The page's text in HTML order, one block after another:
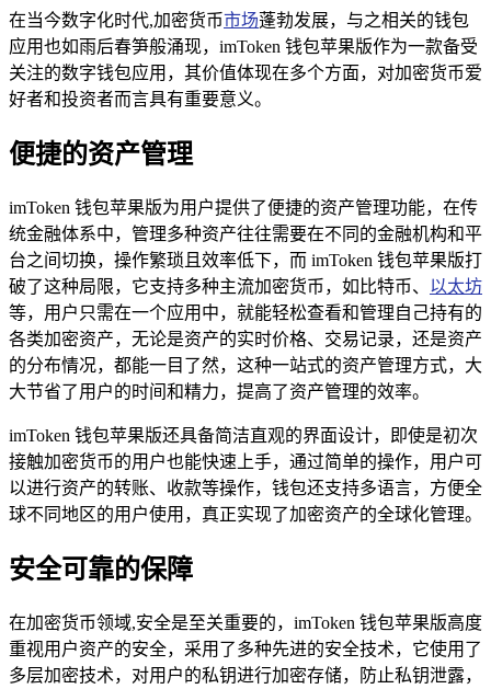
在当今数字化时代,加密货币市场蓬勃发展，与之相关的钱包
应用也如雨后春笋般涌现，imToken 钱包苹果版作为一款备受
关注的数字钱包应用，其价值体现在多个方面，对加密货币爱
好者和投资者而言具有重要意义。
便捷的资产管理
imToken 钱包苹果版为用户提供了便捷的资产管理功能，在传
统金融体系中，管理多种资产往往需要在不同的金融机构和平
台之间切换，操作繁琐且效率低下，而 imToken 钱包苹果版打
破了这种局限，它支持多种主流加密货币，如比特币、 以太坊
等，用户只需在一个应用中，就能轻松查看和管理自己持有的
各类加密资产，无论是资产的实时价格、交易记录，还是资产
的分布情况，都能一目了然，这种一站式的资产管理方式，大
大节省了用户的时间和精力，提高了资产管理的效率。
imToken 钱包苹果版还具备简洁直观的界面设计，即使是初次
接触加密货币的用户也能快速上手，通过简单的操作，用户可
以进行资产的转账、收款等操作，钱包还支持多语言，方便全
球不同地区的用户使用，真正实现了加密资产的全球化管理。
安全可靠的保障
在加密货币领域,安全是至关重要的，imToken 钱包苹果版高度
重视用户资产的安全，采用了多种先进的安全技术，它使用了
多层加密技术，对用户的私钥进行加密存储，防止私钥泄露，